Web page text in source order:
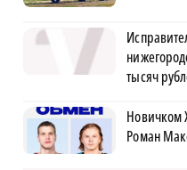
тысяч
Новичком
Роман